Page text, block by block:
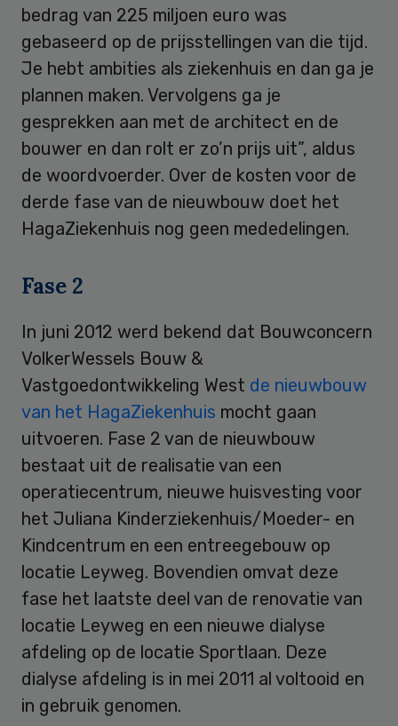
bedrag van 225 miljoen euro was
gebaseerd op de prijsstellingen van die tijd.
Je hebt ambities als ziekenhuis en dan ga je
plannen maken. Vervolgens ga je
gesprekken aan met de architect en de
bouwer en dan rolt er zo’n prijs uit”, aldus
de woordvoerder. Over de kosten voor de
derde fase van de nieuwbouw doet het
HagaZiekenhuis nog geen mededelingen.
Fase 2
In juni 2012 werd bekend dat Bouwconcern
VolkerWessels Bouw &
Vastgoedontwikkeling West de nieuwbouw
van het HagaZiekenhuis mocht gaan
uitvoeren. Fase 2 van de nieuwbouw
bestaat uit de realisatie van een
operatiecentrum, nieuwe huisvesting voor
het Juliana Kinderziekenhuis/Moeder- en
Kindcentrum en een entreegebouw op
locatie Leyweg. Bovendien omvat deze
fase het laatste deel van de renovatie van
locatie Leyweg en een nieuwe dialyse
afdeling op de locatie Sportlaan. Deze
dialyse afdeling is in mei 2011 al voltooid en
in gebruik genomen.